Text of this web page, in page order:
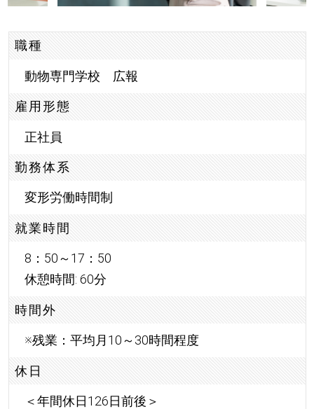
職種
動物専門学校 広報
雇用形態
正社員
勤務体系
変形労働時間制
就業時間
8：50～17：50
休憩時間: 60分
時間外
※残業：平均月10～30時間程度
休日
＜年間休日126日前後＞